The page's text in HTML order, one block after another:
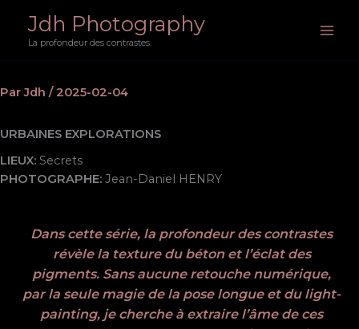
contenu
Jdh Photography
La profondeur des contrastes
ParJdh /2025-02-04
URBAINES EXPLORATIONS
LIEUX: Secrets
PHOTOGRAPHE: Jean-Daniel HENRY
Dans cette série, la profondeur des contrastes
révèle la texture du béton et l’éclat des
pigments. Sans aucune retouche numérique,
par la seule magie de la pose longue et du light-
painting, je cherche à extraire l’âme de ces